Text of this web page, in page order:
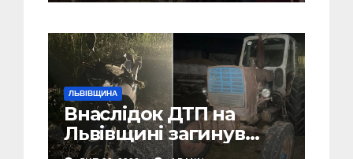
ЛЬВІВЩИНА
Внаслідок ДТП на
Львівщині загинув
малолітній водій